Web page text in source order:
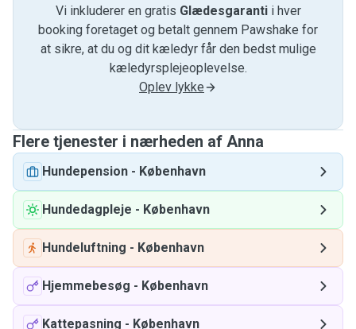
Vi inkluderer en gratis Glædesgarantii hver
booking foretaget og betalt gennem Pawshake for
at sikre, at du og dit kæledyr får den bedst mulige
kæledyrsplejeoplevelse.
Oplev lykke
Flere tjenester i nærheden af ​​Anna
Hundepension - København
Hundedagpleje - København
Hundeluftning - København
Hjemmebesøg - København
Kattepasning - København